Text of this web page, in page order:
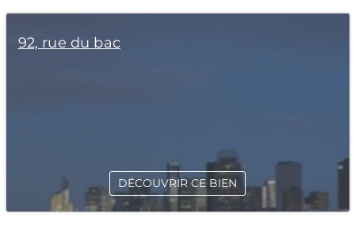
92, rue du bac
DÉCOUVRIR CE BIEN